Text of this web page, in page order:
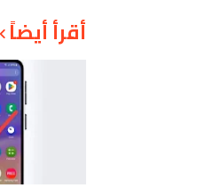
أقرأ أيضاً